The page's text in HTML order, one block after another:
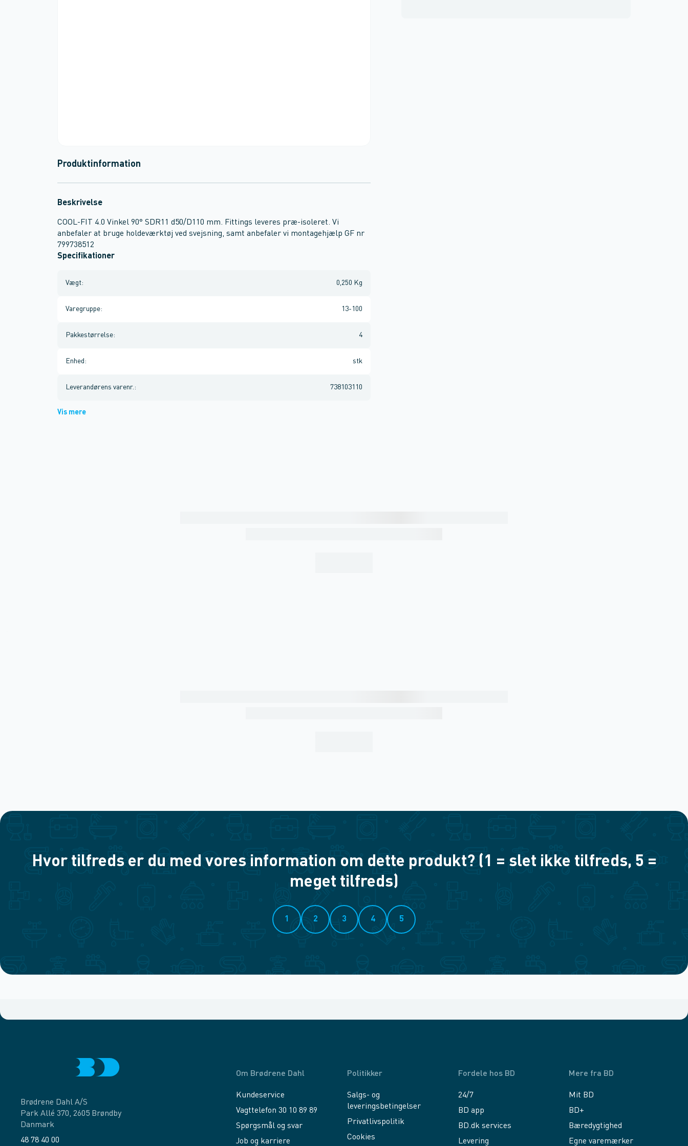
Produktinformation
Beskrivelse
COOL-FIT 4.0 Vinkel 90° SDR11 d50/D110 mm. Fittings leveres præ-isoleret. Vi
anbefaler at bruge holdeværktøj ved svejsning, samt anbefaler vi montagehjælp GF nr
799738512
Specifikationer
Vægt: 0,250 Kg
Varegruppe: 13-100
Pakkestørrelse: 4
Enhed : stk
Leverandørens varenr. : 738103110
Vis mere
Hvor tilfreds er du med vores information om dette produkt? (1 = slet ikke tilfreds, 5 =
meget tilfreds)
1 2 3 4 5
Brødrene Dahl A/S
Park Allé 370, 2605 Brøndby
Danmark
48 78 40 00
Om Brødrene Dahl
Kundeservice
Vagttelefon 30 10 89 89
Spørgsmål og svar
Job og karriere
Politikker
Salgs- og
leveringsbetingelser
Privatlivspolitik
Cookies
Fordele hos BD
24/7
BD app
BD.dk services
Levering
Mere fra BD
Mit BD
BD+
Bæredygtighed
Egne varemærker